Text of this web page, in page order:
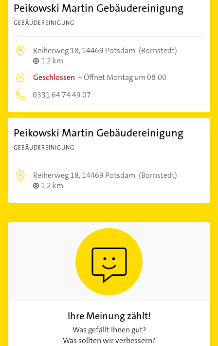
Peikowski Martin Gebäudereinigung
GEBÄUDEREINIGUNG
Reiherweg 18,14469 Potsdam (Bornstedt)
1,2 km
Geschlossen –Öffnet Montag um 08:00
0331 64 74 49 07
Peikowski Martin Gebäudereinigung
GEBÄUDEREINIGUNG
Reiherweg 18,14469 Potsdam (Bornstedt)
1,2 km
Ihre Meinung zählt!
Was gefällt Ihnen gut?
Was sollten wir verbessern?